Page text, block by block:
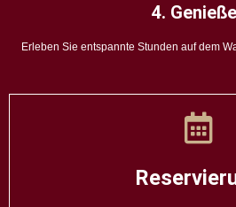
4.
Erleben Sie entspannte Stunden auf dem